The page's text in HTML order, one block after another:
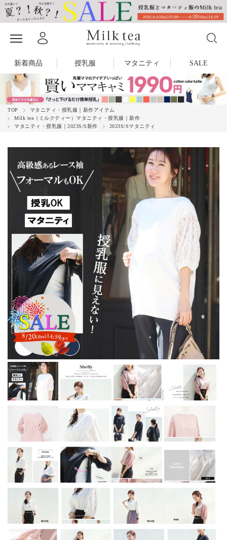
新着商品 授乳服 マタニティ SALE
TOP
マタニティ・授乳服｜新作アイテム
Milk tea（ミルクティー）マタニティ・授乳服｜新作
マタニティ・授乳服｜2023S/S新作
2023S/Sマタニティ